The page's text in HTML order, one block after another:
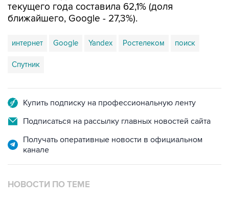
текущего года составила 62,1% (доля
ближайшего, Google - 27,3%).
интернет Google Yandex Ростелеком поиск
Спутник
Купить подписку на профессиональную ленту
Подписаться на рассылку главных новостей сайта
Получать оперативные новости в официальном
канале
НОВОСТИ ПО ТЕМЕ